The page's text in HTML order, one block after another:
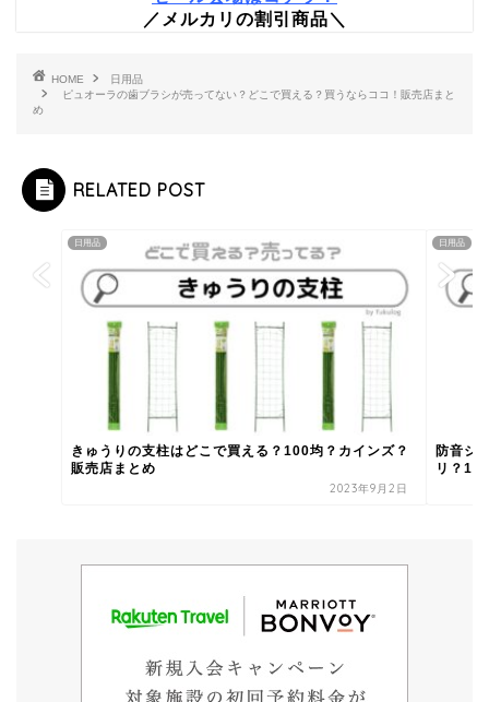
／メルカリの割引商品＼
HOME
日用品
ピュオーラの歯ブラシが売ってない？どこで買える？買うならココ！販売店まと
め
RELATED POST
日用品
きゅうりの支柱はどこで買える？100均？カインズ？
販売店まとめ
2023年9月2日
日用品
防音シ
リ？